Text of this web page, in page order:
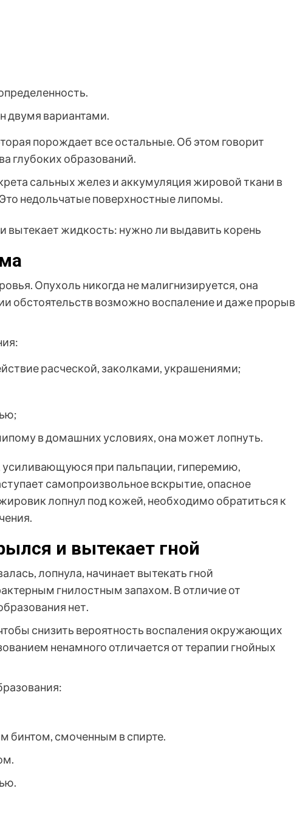
двумя вариантами.
порождает все остальные. Об этом говорит
глубоких образований.
сальных желез и аккумуляция жировой ткани в
недольчатые поверхностные липомы.
Опухоль никогда не малигнизируется, она
обстоятельств возможно воспаление и даже прорыв
расческой, заколками, украшениями;
в домашних условиях, она может лопнуть.
при пальпации, гиперемию,
самопроизвольное вскрытие, опасное
лопнул под кожей, необходимо обратиться к
и вытекает гной
лопнула, начинает вытекать гной
гнилостным запахом. В отличие от
нет.
снизить вероятность воспаления окружающих
ненамного отличается от терапии гнойных
бинтом, смоченным в спирте.